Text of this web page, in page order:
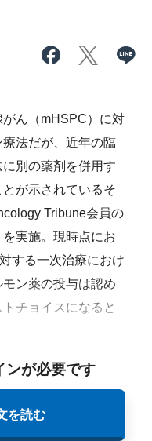
ん（mHSPC）に対
法だが、近年の臨
別の薬剤を併用す
が示されているそ
Tribune会員の
実施。現時点にお
する一次治療におけ
ン薬の投与は認め
チョイスになると
ンが必要です
を読む